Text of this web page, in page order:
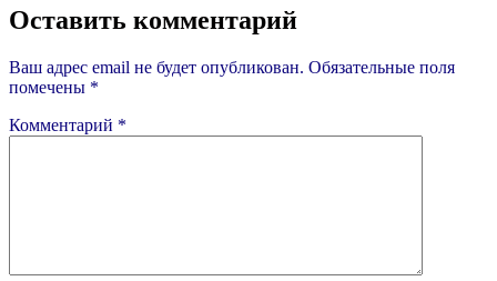
Оставить комментарий
Ваш адрес email не будет опубликован. Обязательные поля
помечены *
Комментарий *